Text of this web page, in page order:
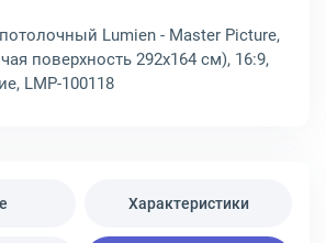
Lumien - Master Picture,
поверхность 292x164 см), 16:9,
LMP-100118
Характеристики